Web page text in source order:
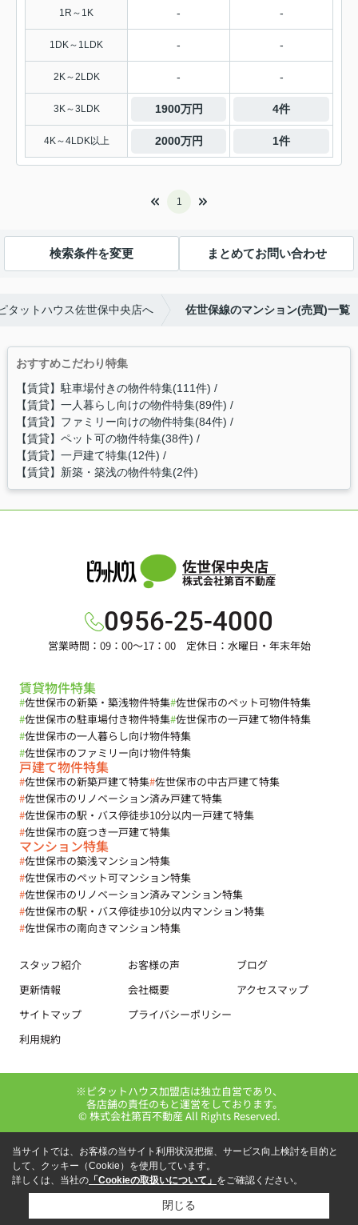
1R～1K - -
1DK～1LDK - -
2K～2LDK - -
3K～3LDK 1900万円 4件
4K～4LDK以上 2000万円 1件
1
検索条件を変更 まとめてお問い合わせ
タットハウス佐世保中央店へ 佐世保線のマンション(売買)一覧
おすすめこだわり特集
【賃貸】駐車場付きの物件特集(111件)
【賃貸】一人暮らし向けの物件特集(89件)
【賃貸】ファミリー向けの物件特集(84件)
【賃貸】ペット可の物件特集(38件)
【賃貸】一戸建て特集(12件)
【賃貸】新築・築浅の物件特集(2件)
佐世保中央店
株式会社第百不動産
0956-25-4000
営業時間：09：00～17：00 定休日：水曜日・年末年始
賃貸物件特集
#佐世保市の新築・築浅物件特集#佐世保市のペット可物件特集
#佐世保市の駐車場付き物件特集#佐世保市の一戸建て物件特集
#佐世保市の一人暮らし向け物件特集
#佐世保市のファミリー向け物件特集
戸建て物件特集
#佐世保市の新築戸建て特集#佐世保市の中古戸建て特集
#佐世保市のリノベーション済み戸建て特集
#佐世保市の駅・バス停徒歩10分以内一戸建て特集
#佐世保市の庭つき一戸建て特集
マンション特集
#佐世保市の築浅マンション特集
#佐世保市のペット可マンション特集
#佐世保市のリノベーション済みマンション特集
#佐世保市の駅・バス停徒歩10分以内マンション特集
#佐世保市の南向きマンション特集
スタッフ紹介 お客様の声
ブログ
更新情報
会社概要
アクセスマップ
サイトマップ
プライバシーポリシー
利用規約
※ピタットハウス加盟店は独立自営であり、
各店舗の責任のもと運営をしております。
© 株式会社第百不動産 All Rights Reserved.
当サイトでは、お客様の当サイト利用状況把握、サービス向上検討を目的と
して、クッキー（Cookie）を使用しています。
詳しくは、当社の 「Cookieの取扱いについて」 をご確認ください。
閉じる